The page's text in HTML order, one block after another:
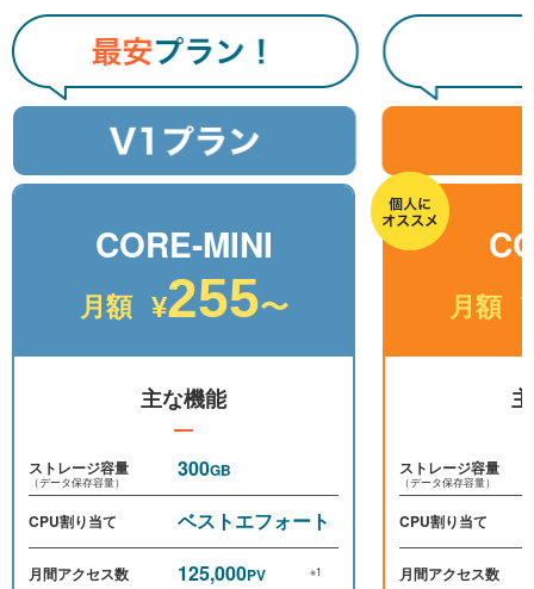
CORE-MINI
月額 ¥255〜
主な機能
ストレージ容量
（データ保存容量） 300GB
CPU割り当て ベストエフォート
月間アクセス数 125,000PV ※1
月額
ストレージ容量
（データ保存容量）
CPU割り当て
月間アクセス数